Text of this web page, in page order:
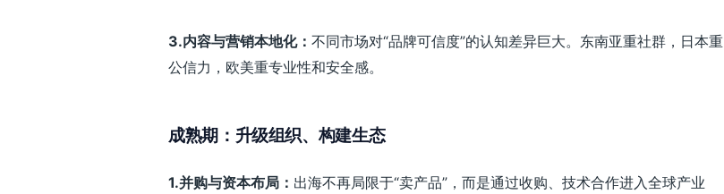
3.内容与营销本地化： 不同市场对“品牌可信度”的认知差异巨大。东南亚重社群，日本重
公信力，欧美重专业性和安全感。
成熟期：升级组织、构建生态
1.并购与资本布局： 出海不再局限于“卖产品”，而是通过收购、技术合作进入全球产业